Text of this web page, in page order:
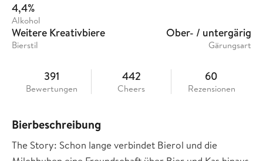
4,4%
Alkohol
Weitere Kreativbiere
Bierstil
Ober- / untergärig
Gärungsart
391
Bewertungen
442
Cheers
60
Rezensionen
Bierbeschreibung
The Story: Schon lange verbindet Bierol und die